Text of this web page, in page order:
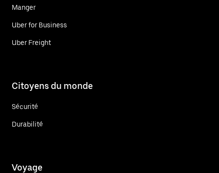
Manger
Uber for Business
Uber Freight
Citoyens du monde
Sécurité
Durabilité
Voyage